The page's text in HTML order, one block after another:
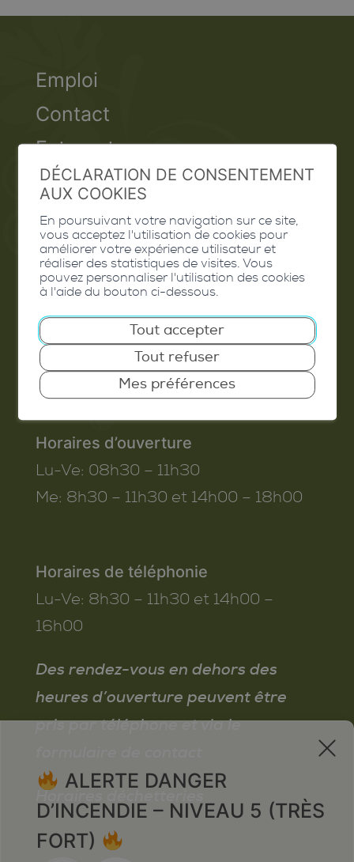
Emploi
Contact
Extranet
Valais Excellence
Commune de Conthey
Route de Savoie 54
1975 St-Séverin
T. 027 345 45 45
info@conthey.ch
Horaires d’ouverture
Lu-Ve: 08h30 – 11h30
Me: 8h30 – 11h30 et 14h00 – 18h00
Horaires de téléphonie
Lu-Ve: 8h30 – 11h30 et 14h00 –
16h00
Des rendez-vous en dehors des
heures d’ouverture peuvent être
pris par téléphone et via le
Horaires déchetteries
x
ALERTE DANGER
D’INCENDIE – NIVEAU 5 (TRÈS
FORT)
DÉCLARATION DE CONSENTEMENT
AUX COOKIES
En poursuivant votre navigation sur ce site,
vous acceptez l'utilisation de cookies pour
améliorer votre expérience utilisateur et
réaliser des statistiques de visites. Vous
pouvez personnaliser l'utilisation des cookies
à l'aide du bouton ci-dessous.
Tout accepter
Tout refuser
Mes préférences